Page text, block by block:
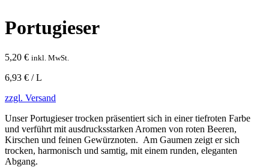
Portugieser
5,20 € inkl. MwSt.
6,93 € / L
zzgl. Versand
Unser Portugieser trocken präsentiert sich in einer tiefroten Farbe
und verführt mit ausdrucksstarken Aromen von roten Beeren,
Kirschen und feinen Gewürznoten. Am Gaumen zeigt er sich
trocken, harmonisch und samtig, mit einem runden, eleganten
Abgang.